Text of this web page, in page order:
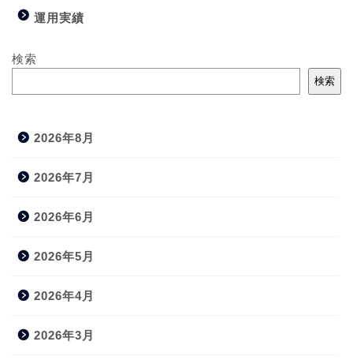
運用実績
検索
検索
2026年8月
2026年7月
2026年6月
2026年5月
2026年4月
2026年3月